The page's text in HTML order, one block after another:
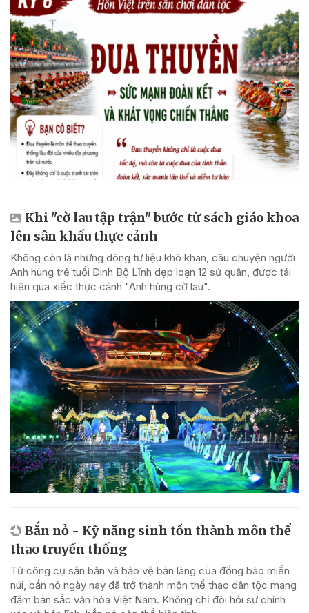
Khi "cờ lau tập trận" bước từ sách giáo khoa
lên sân khấu thực cảnh
Không còn là những dòng tư liệu khô khan, câu chuyện người
Anh hùng trẻ tuổi Đinh Bộ Lĩnh dẹp loạn 12 sứ quân, được tái
hiện qua xiếc thực cảnh "Anh hùng cờ lau".
Bắn nỏ - Kỹ năng sinh tồn thành môn thể
thao truyền thống
Từ công cụ săn bắn và bảo vệ bản làng của đồng bào miền
núi, bắn nỏ ngày nay đã trở thành môn thể thao dân tộc mang
đậm bản sắc văn hóa Việt Nam. Không chỉ đòi hỏi sự chính